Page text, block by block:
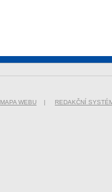
MAPA WEBU | REDAKČNÍ